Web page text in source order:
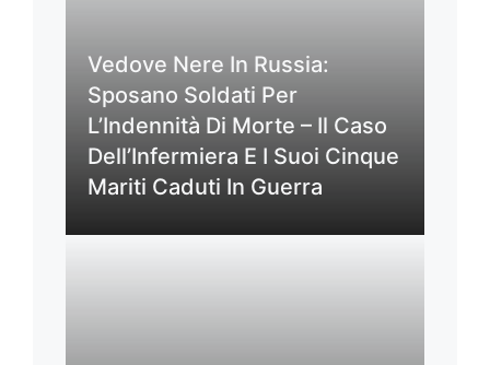
Vedove Nere In Russia:
Sposano Soldati Per
L’Indennità Di Morte – Il Caso
Dell’Infermiera E I Suoi Cinque
Mariti Caduti In Guerra